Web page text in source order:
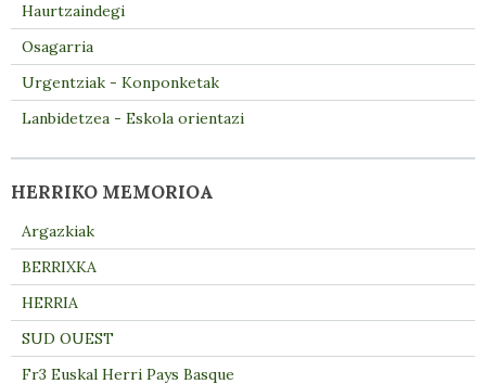
Haurtzaindegi
Osagarria
Urgentziak - Konponketak
Lanbidetzea - Eskola orientazi
HERRIKO MEMORIOA
Argazkiak
BERRIXKA
HERRIA
SUD OUEST
Fr3 Euskal Herri Pays Basque